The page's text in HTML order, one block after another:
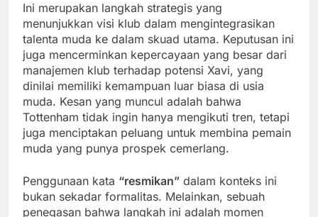
Ini merupakan langkah strategis yang
menunjukkan visi klub dalam mengintegrasikan
talenta muda ke dalam skuad utama. Keputusan ini
juga mencerminkan kepercayaan yang besar dari
manajemen klub terhadap potensi Xavi, yang
dinilai memiliki kemampuan luar biasa di usia
muda. Kesan yang muncul adalah bahwa
Tottenham tidak ingin hanya mengikuti tren, tetapi
juga menciptakan peluang untuk membina pemain
muda yang punya prospek cemerlang.
Penggunaan kata “resmikan” dalam konteks ini
bukan sekadar formalitas. Melainkan, sebuah
penegasan bahwa langkah ini adalah momen